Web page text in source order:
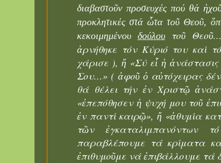
διαβαστοῦν προσευχές πού θά
προκλητικές στά ὧτα τοῦ Θεοῦ,
κεκοιμημένου δούλουτοῦ
ἀρνήθηκε τόν Κύριό του καί
χάρισε ), ἤ «Σύ εἶ ἡ ἀνάστασις
Σου…» ( ἀφοῦ ὁ αὐτόχειρας
θά θέλει τήν ἐν Χριστῷ
«ἐπεπόθησεν ἡ ψυχή μου τοῦ
ἐν παντί καιρῷ», ἤ «ἀθυμία
τῶν
παραβλέπουμε τά κρίματα
ἐπιθυμοῦμε νά ἐπιβάλλουμε τά